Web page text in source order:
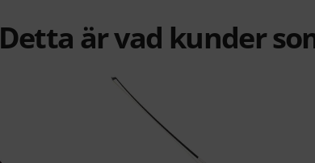
Detta är vad kunder